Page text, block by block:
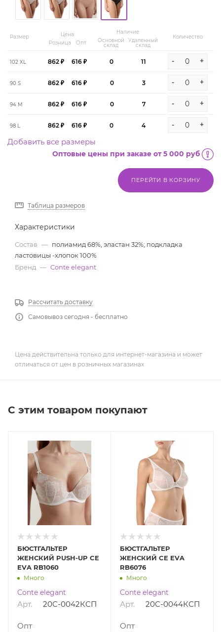
Размер
Цена
Розница
Опт
Наличие
Основной
склад
Удаленный
склад
Количество
102 XL 862 ₽ 616 ₽ 0 11 - +
90 S 862 ₽ 616 ₽ 0 3 - +
94 M 862 ₽ 616 ₽ 0 7 - +
98 L 862 ₽ 616 ₽ 0 4 - +
Добавить все размеры
Оптовые цены при заказе от 5 000 руб
ПЕРЕЙТИ В КОРЗИНУ
Таблица размеров
Характеристики
Состав — полиамид 68%, эластан 32%; подкладка
ластовицы -хлопок 100%
Бренд — Conte elegant
Рассчитать доставку
Самовывоз сегодня - бесплатно
Цена действительна только для интернет-магазина и может
отличаться от цен в розничных магазинах
С этим товаром покупают
БЮСТГАЛЬТЕР
ЖЕНСКИЙ PUSH-UP CE
EVA RB1060
Много
Conte elegant
Арт. 20С-0042КСП
Опт
БЮСТГАЛЬТЕР
ЖЕНСКИЙ CE EVA
RB6076
Много
Conte elegant
Арт. 20С-0044КСП
Опт